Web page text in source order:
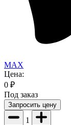
MAX
Цена:
0 ₽
Под заказ
Запросить цену
1